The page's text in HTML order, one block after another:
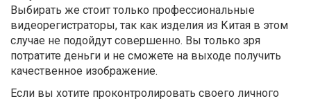
Выбирать же стоит только профессиональные
видеорегистраторы, так как изделия из Китая в этом
случае не подойдут совершенно. Вы только зря
потратите деньги и не сможете на выходе получить
качественное изображение.
Если вы хотите проконтролировать своего личного